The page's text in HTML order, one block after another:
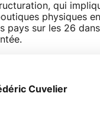
qui
physiques
pays sur les 26
Cuvelier